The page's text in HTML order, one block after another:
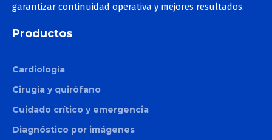
garantizar continuidad operativa y mejores resultados.
Productos
Cardiología
Cirugía y quirófano
Cuidado crítico y emergencia
Diagnóstico por imágenes